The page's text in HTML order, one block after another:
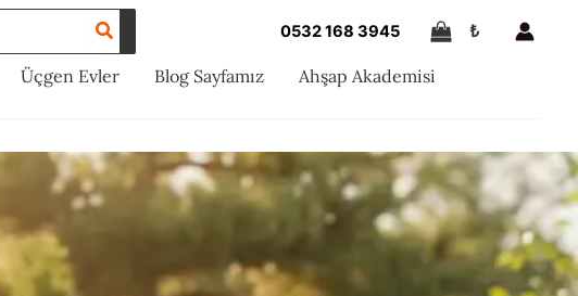
0532 168 3945 ₺
Üçgen Evler Blog Sayfamız
Ahşap Akademisi